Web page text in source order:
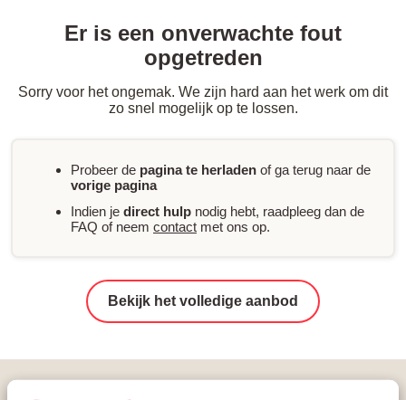
Er is een onverwachte fout
opgetreden
Sorry voor het ongemak. We zijn hard aan het werk om dit
zo snel mogelijk op te lossen.
Probeer de pagina te herladen of ga terug naar de
vorige pagina
Indien je direct hulp nodig hebt, raadpleeg dan de
FAQ of neem contact met ons op.
Bekijk het volledige aanbod